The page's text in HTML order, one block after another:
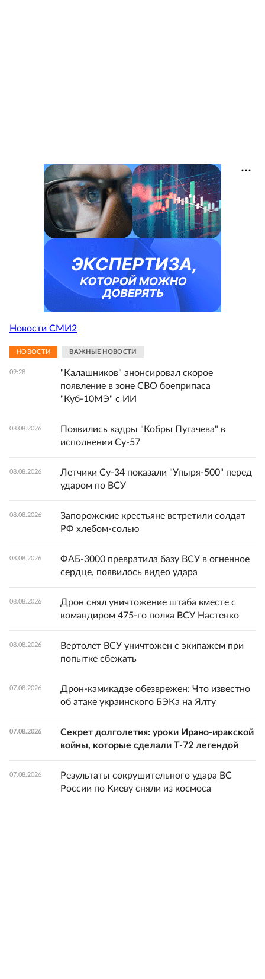
Новости СМИ2
НОВОСТИ ВАЖНЫЕ НОВОСТИ
09:28
"Калашников" анонсировал скорое
появление в зоне СВО боеприпаса
"Куб-10МЭ" с ИИ
08.08.2026
Появились кадры "Кобры Пугачева" в
исполнении Су-57
08.08.2026
Летчики Су-34 показали "Упыря-500" перед
ударом по ВСУ
08.08.2026
Запорожские крестьяне встретили солдат
РФ хлебом-солью
08.08.2026
ФАБ-3000 превратила базу ВСУ в огненное
сердце, появилось видео удара
08.08.2026
Дрон снял уничтожение штаба вместе с
командиром 475-го полка ВСУ Настенко
08.08.2026
Вертолет ВСУ уничтожен с экипажем при
попытке сбежать
07.08.2026
Дрон-камикадзе обезврежен: Что известно
об атаке украинского БЭКа на Ялту
07.08.2026
Секрет долголетия: уроки Ирано-иракской
войны, которые сделали Т-72 легендой
07.08.2026
Результаты сокрушительного удара ВС
России по Киеву сняли из космоса